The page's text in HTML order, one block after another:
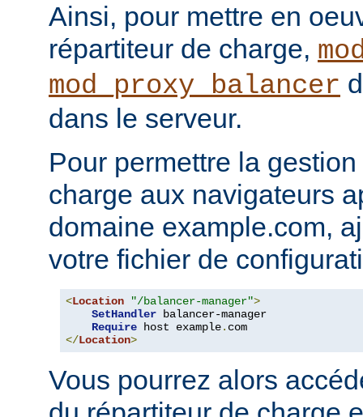
Ainsi, pour mettre en
répartiteur de charge,
mod_proxy_balancer
dans le serveur.
Pour permettre la
charge aux navigateurs
domaine example.com,
votre fichier de
<Location "/balancer-manager">
SetHandler balancer-manager
Require host example.
</Location>
Vous pourrez alors